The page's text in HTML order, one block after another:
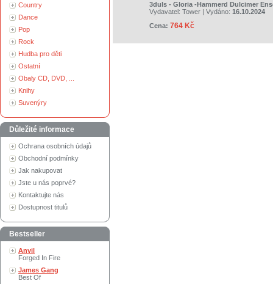
Country
Dance
Pop
Rock
Hudba pro děti
Ostatní
Obaly CD, DVD, ...
Knihy
Suvenýry
Důležité informace
Ochrana osobních údajů
Obchodní podmínky
Jak nakupovat
Jste u nás poprvé?
Kontaktujte nás
Dostupnost titulů
Bestseller
Anvil
Forged In Fire
James Gang
Best Of
3duls - Gloria -Hammerd Dulcimer
Vydavatel: Tower | Vydáno: 16.10.2024
Cena: 764 Kč